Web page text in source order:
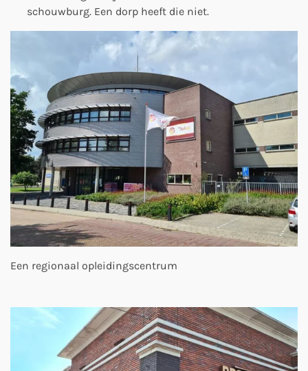
schouwburg. Een dorp heeft die niet.
Een regionaal opleidingscentrum